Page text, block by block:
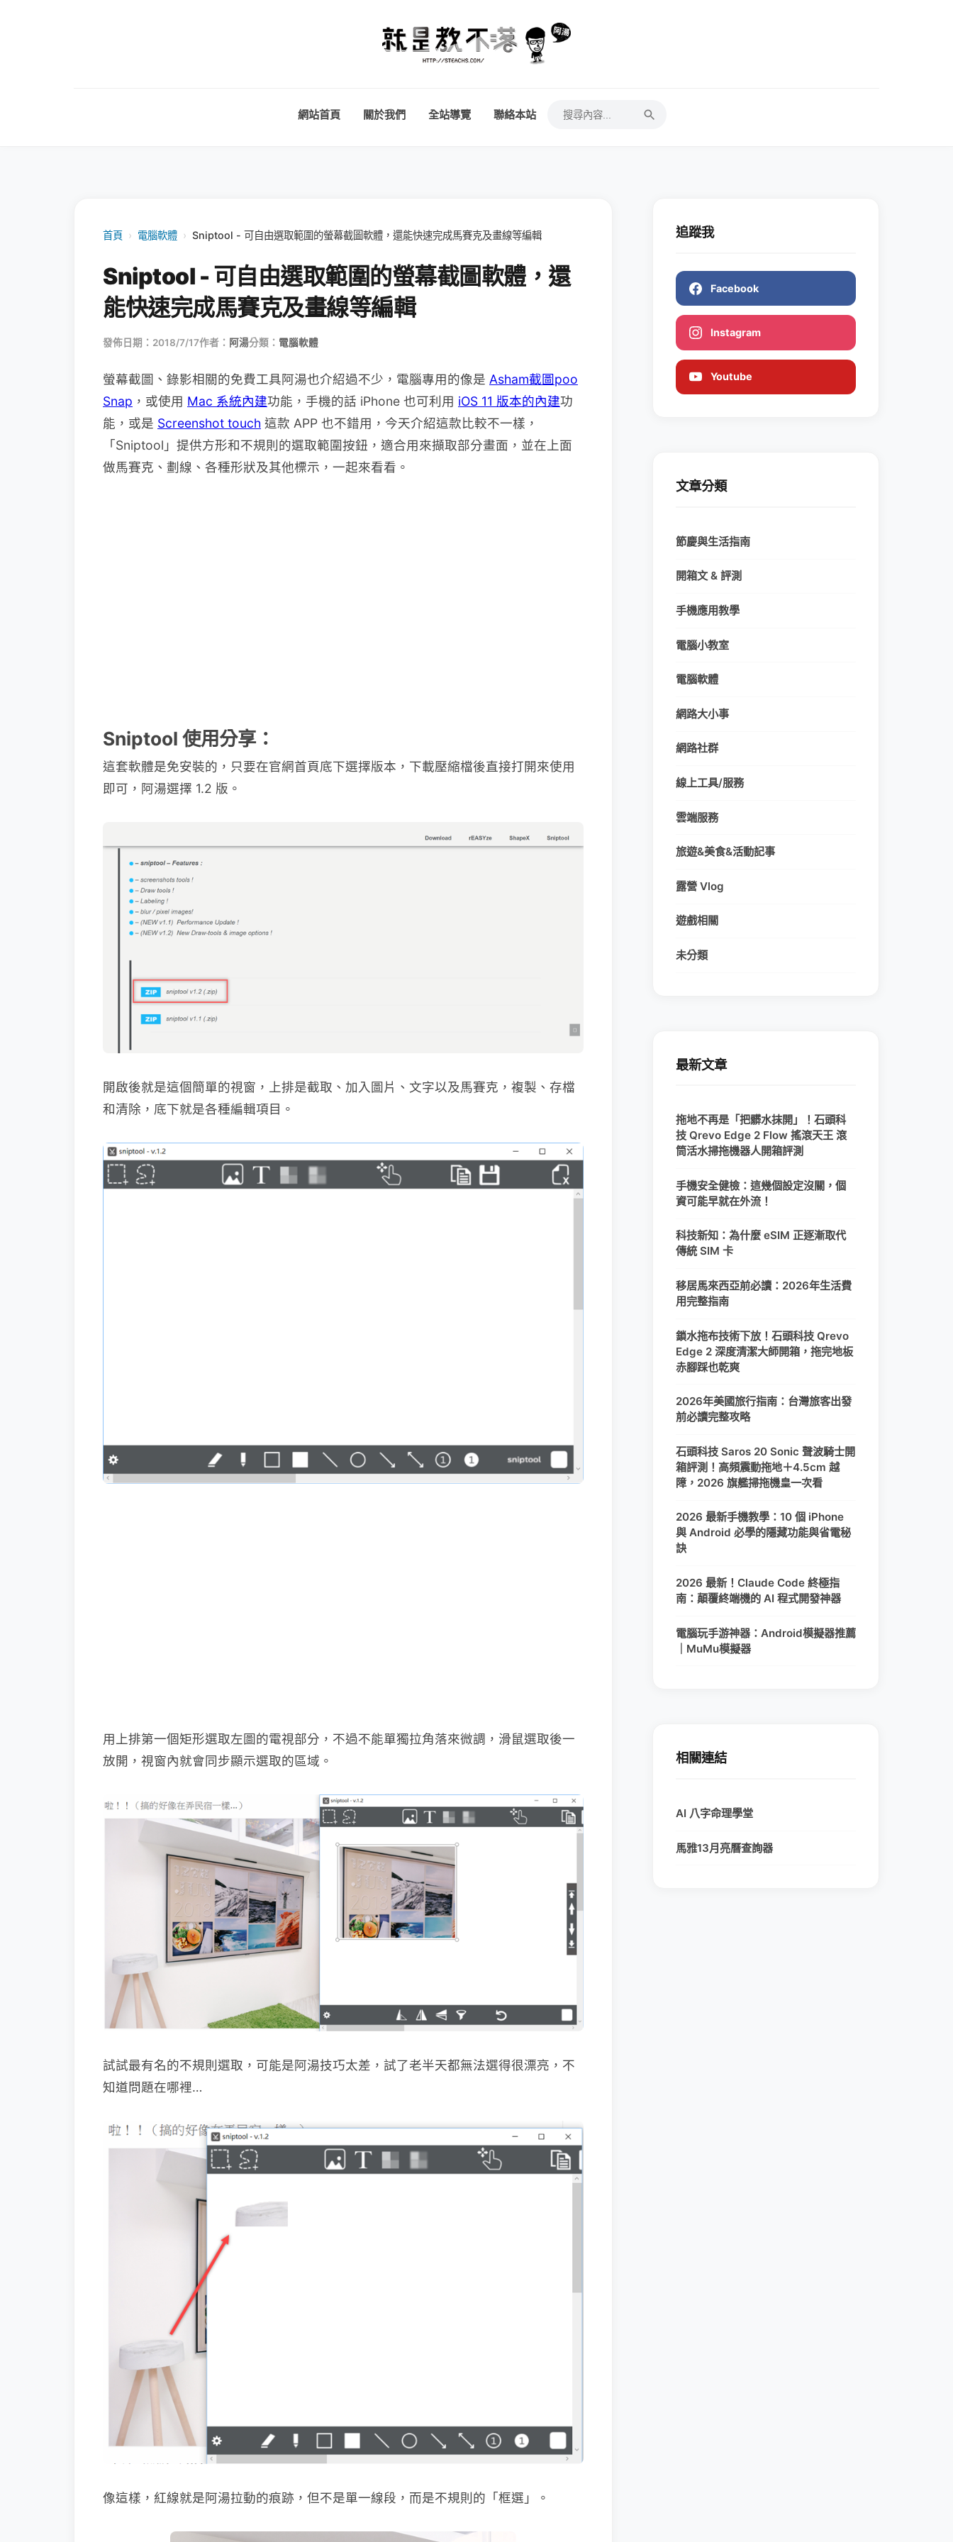
網站首頁 關於我們 全站導覽 聯絡本站
首頁 › 電腦軟體 › Sniptool - 可自由選取範圍的螢幕截圖軟體，還能快速完成馬賽克及畫線等編輯
Sniptool - 可自由選取範圍的螢幕截圖軟體，還
能快速完成馬賽克及畫線等編輯
發佈日期：2018/7/17作者： 阿湯分類： 電腦軟體
螢幕截圖、錄影相關的免費工具阿湯也介紹過不少，電腦專用的像是 Asham截圖poo
Snap ，或使用 Mac 系統內建功能，手機的話 iPhone 也可利用 iOS 11 版本的內建功
能，或是 Screenshot touch 這款 APP 也不錯用，今天介紹這款比較不一樣，
「Sniptool」提供方形和不規則的選取範圍按鈕，適合用來擷取部分畫面，並在上面
做馬賽克、劃線、各種形狀及其他標示，一起來看看。
Sniptool 使用分享：
這套軟體是免安裝的，只要在官網首頁底下選擇版本，下載壓縮檔後直接打開來使用
即可，阿湯選擇 1.2 版。
開啟後就是這個簡單的視窗，上排是截取、加入圖片、文字以及馬賽克，複製、存檔
和清除，底下就是各種編輯項目。
用上排第一個矩形選取左圖的電視部分，不過不能單獨拉角落來微調，滑鼠選取後一
放開，視窗內就會同步顯示選取的區域。
試試最有名的不規則選取，可能是阿湯技巧太差，試了老半天都無法選得很漂亮，不
知道問題在哪裡…
像這樣，紅線就是阿湯拉動的痕跡，但不是單一線段，而是不規則的「框選」。
追蹤我
Facebook
Instagram
Youtube
文章分類
節慶與生活指南
開箱文 & 評測
手機應用教學
電腦小教室
電腦軟體
網路大小事
網路社群
線上工具/服務
雲端服務
旅遊&美食&活動記事
露營 Vlog
遊戲相關
未分類
最新文章
拖地不再是「把髒水抹開」！石頭科
技 Qrevo Edge 2 Flow 搖滾天王 滾
筒活水掃拖機器人開箱評測
手機安全健檢：這幾個設定沒關，個
資可能早就在外流！
科技新知：為什麼 eSIM 正逐漸取代
傳統 SIM 卡
移居馬來西亞前必讀：2026年生活費
用完整指南
鎖水拖布技術下放！石頭科技 Qrevo
Edge 2 深度清潔大師開箱，拖完地板
赤腳踩也乾爽
2026年美國旅行指南：台灣旅客出發
前必讀完整攻略
石頭科技 Saros 20 Sonic 聲波騎士開
箱評測！高頻震動拖地＋4.5cm 越
障，2026 旗艦掃拖機皇一次看
2026 最新手機教學：10 個 iPhone
與 Android 必學的隱藏功能與省電秘
訣
2026 最新！Claude Code 終極指
南：顛覆終端機的 AI 程式開發神器
電腦玩手游神器：Android模擬器推薦
｜MuMu模擬器
相關連結
AI 八字命理學堂
馬雅13月亮曆查詢器